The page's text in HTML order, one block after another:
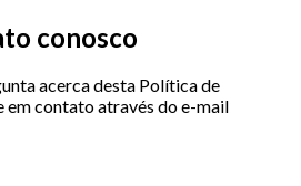
conosco
acerca desta Política de
contato através do e-mail